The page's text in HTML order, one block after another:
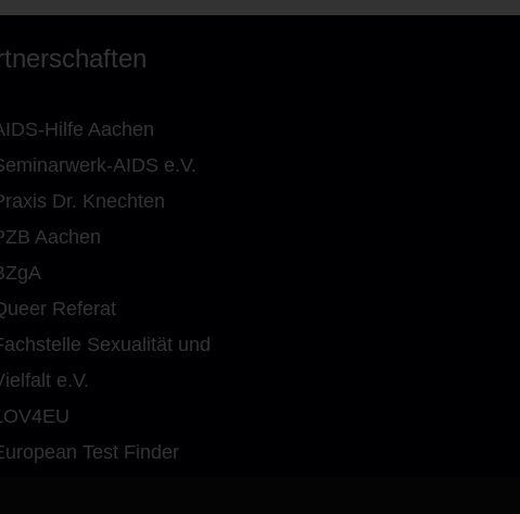
Hilfe Aachen
AIDS e.V.
Dr. Knechten
Aachen
Referat
Sexualität und
e.V.
Test Finder